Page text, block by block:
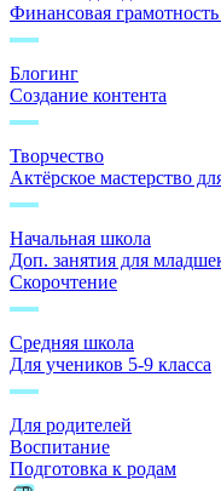
Финансовая грамотность
Блогинг
Создание контента
Творчество
Актёрское мастерство
Начальная школа
Доп. занятия для
Скорочтение
Средняя школа
Для учеников 5-9 класса
Для родителей
Воспитание
Подготовка к родам